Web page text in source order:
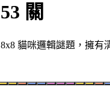
關
貓咪邏輯謎題，擁